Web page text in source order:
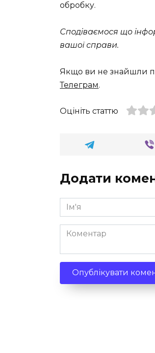
обробку.
Сподіваємося що
вашої справи.
Якщо ви не знайшли
Телеграм.
Оцініть статтю
Додати
Ім'я
*
Коментар